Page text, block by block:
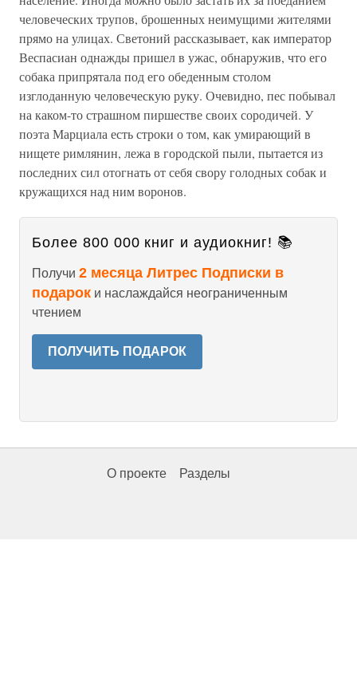
человеческих трупов, брошенных неимущими жителями
прямо на улицах. Светоний рассказывает, как император
Веспасиан однажды пришел в ужас, обнаружив, что его
собака припрятала под его обеденным столом
изглоданную человеческую руку. Очевидно, пес побывал
на каком-то страшном пиршестве своих сородичей. У
поэта Марциала есть строки о том, как умирающий в
нищете римлянин, лежа в городской пыли, пытается из
последних сил отогнать от себя свору голодных собак и
кружащихся над ним воронов.
Более 800 000 книг и аудиокниг! 📚
Получи 2 месяца Литрес Подписки в
подарок и наслаждайся неограниченным
чтением
ПОЛУЧИТЬ ПОДАРОК
О проекте Разделы